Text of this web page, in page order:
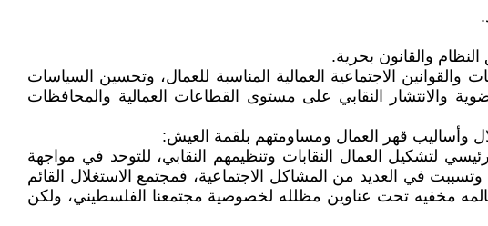
والقانون بحرية.
والقوانين الاجتماعية العمالية المناسبة للعمال، وتحسين السياسات
والانتشار النقابي على مستوى القطاعات العمالية والمحافظات
وأساليب قهر العمال ومساومتهم بلقمة العيش:
لتشكيل العمال النقابات وتنظيمهم النقابي، للتوحد في مواجهة
في العديد من المشاكل الاجتماعية، فمجتمع الاستغلال القائم
مخفيه تحت عناوين مظلله لخصوصية مجتمعنا الفلسطيني، ولكن